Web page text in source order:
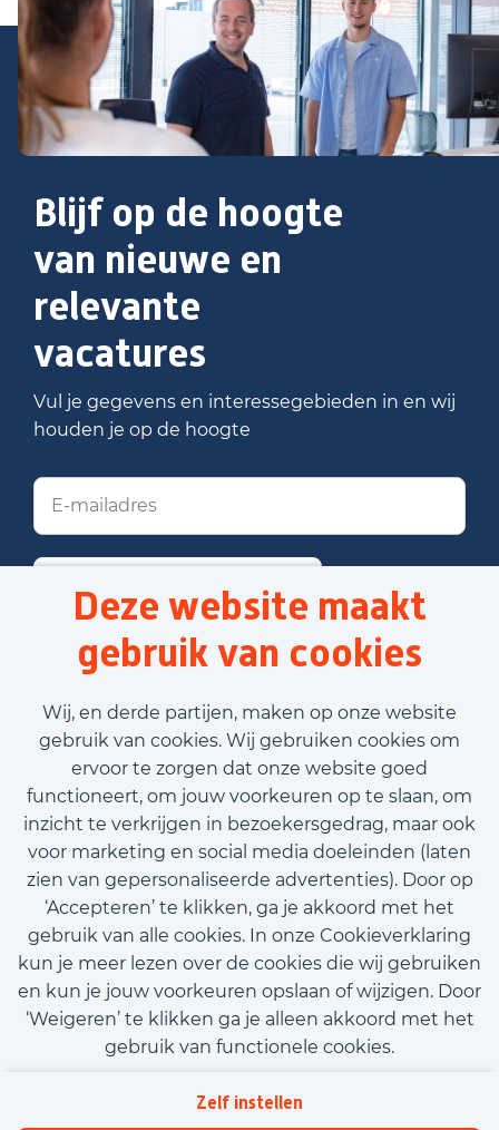
Deze website maakt
gebruik van cookies
Wij, en derde partijen, maken op onze website
gebruik van cookies. Wij gebruiken cookies om
ervoor te zorgen dat onze website goed
functioneert, om jouw voorkeuren op te slaan, om
inzicht te verkrijgen in bezoekersgedrag, maar ook
voor marketing en social media doeleinden (laten
zien van gepersonaliseerde advertenties). Door op
‘Accepteren’ te klikken, ga je akkoord met het
gebruik van alle cookies. In onze Cookieverklaring
kun je meer lezen over de cookies die wij gebruiken
en kun je jouw voorkeuren opslaan of wijzigen. Door
‘Weigeren’ te klikken ga je alleen akkoord met het
gebruik van functionele cookies.
Zelf instellen
Achternaam
E-mailadres
Telefoonnummer
Upload CV (optioneel)
Upload CV
Tekstveld (optioneel)
Blijf op de hoogte
van nieuwe en
relevante
vacatures
Vul je gegevens en interessegebieden in en wij
houden je op de hoogte
Kom met ons in contact